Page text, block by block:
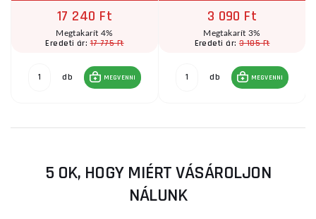
17 240 Ft
Megtakarít 4%
Eredeti ár:17 775 Ft
db MEGVENNI
3 090 Ft
Megtakarít 3%
Eredeti ár:3 185 Ft
db MEGVENNI
5 OK, HOGY MIÉRT VÁSÁROLJON
NÁLUNK